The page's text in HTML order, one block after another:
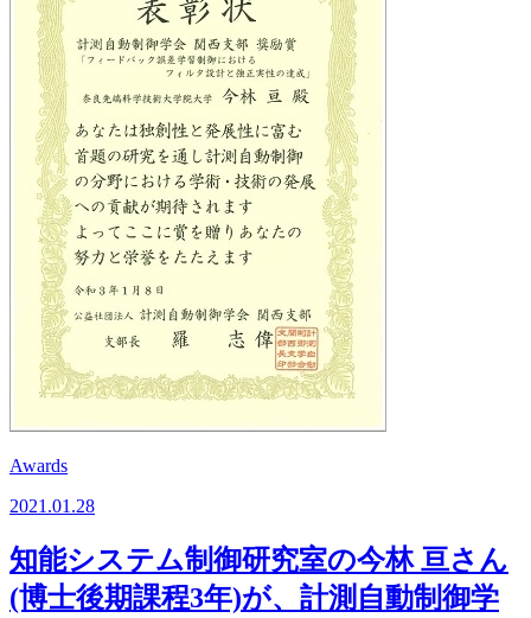
Awards
2021.01.28
知能システム制御研究室の今林 亘さん
(博士後期課程3年)が、計測自動制御学